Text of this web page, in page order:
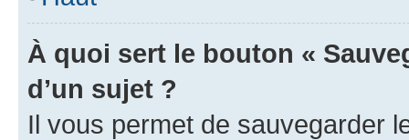
À quoi sert le bouton «
d’un sujet ?
Il vous permet de sauvegarder